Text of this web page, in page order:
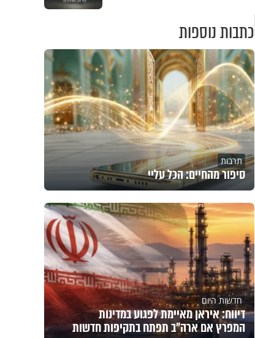
כתבות נוספות
תרבות
סיפור מהחיים: הכל עליי
חדשות היום
דיווח: איראן מאיימת לפגוע במדינות
המפרץ אם ארה"ב תפתח בתקיפות חדשות